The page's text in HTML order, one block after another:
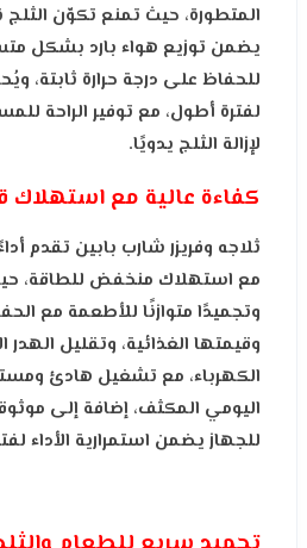
المتطورة، حيث تمنع تكوّن الثلج
يضمن توزيع هواء بارد بشكل
للحفاظ على درجة حرارة ثابتة،
لفترة أطول، مع توفير الراحة
لإزالة الثلج يدويًا.
كفاءة عالية مع استهلاك
ثلاجه وفريزر شارب بابين تقدم
مع استهلاك منخفض للطاقة،
وتجميدًا متوازنًا للأطعمة مع
وقيمتها الغذائية، وتقليل
الكهرباء، مع تشغيل هادئ
اليومي المكثف، إضافة إلى
للجهاز يضمن استمرارية الأداء